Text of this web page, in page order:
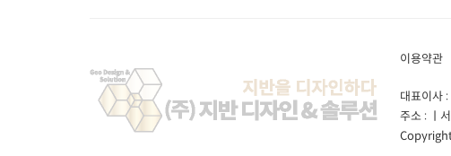
이용약관
대표이사
주소 : ㅣ